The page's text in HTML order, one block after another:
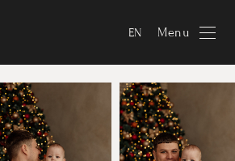
EN Menu